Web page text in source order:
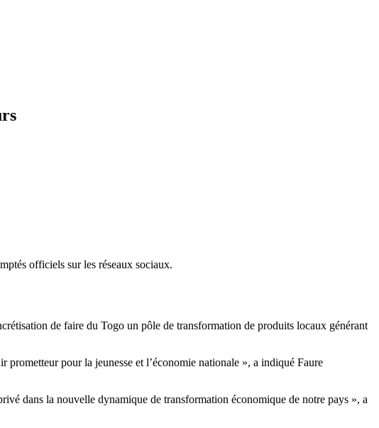
officiels sur les réseaux sociaux.
de faire du Togo un pôle de transformation de produits locaux générant
pour la jeunesse et l’économie nationale », a indiqué Faure
dans la nouvelle dynamique de transformation économique de notre pays », a